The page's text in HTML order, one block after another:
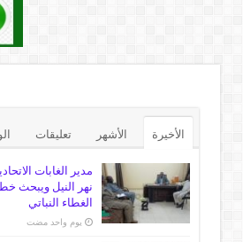
الأخيرة الأشهر تعليقات
مدير الغابات
نهر النيل ويبحث
الغطاء النباتي
‏يوم واحد مضت